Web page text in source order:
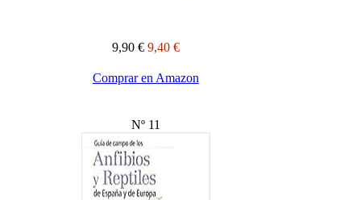
9,90 € 9,40 €
Comprar en Amazon
Nº 11